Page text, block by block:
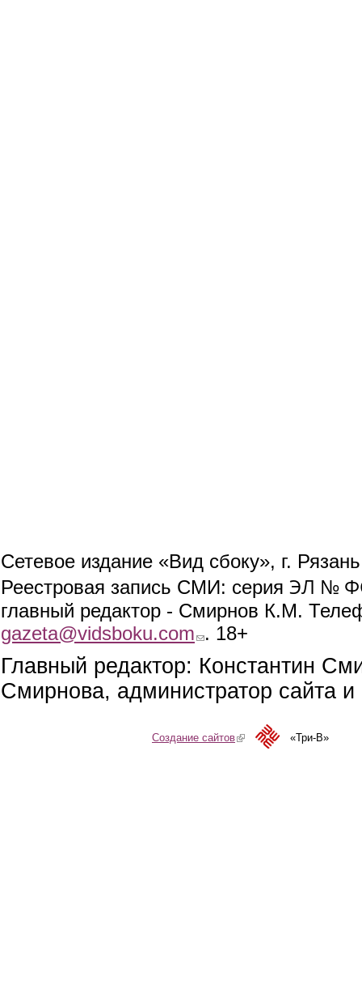
Сетевое издание «Вид сбоку», г.
Реестровая запись СМИ: серия ЭЛ №
главный редактор - Смирнов К.М.
gazeta@vidsboku.com (link sends e-mail)
. 18+
Главный редактор: Константин
Смирнова, администратор сайта
Создание сайтов(link is external)«Три-В»